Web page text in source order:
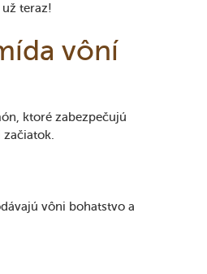
teraz!
vôní
ktoré zabezpečujú
začiatok.
vôni bohatstvo a